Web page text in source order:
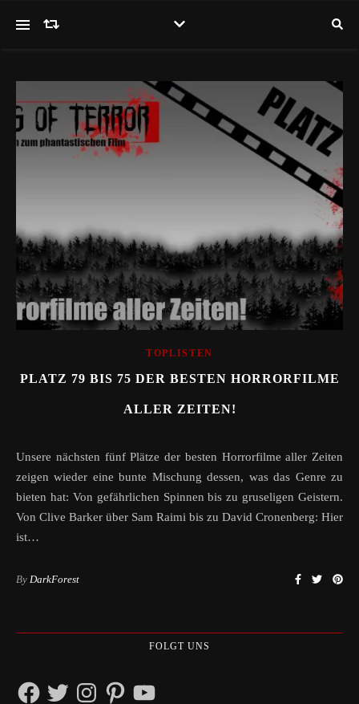
TOPLISTEN
PLATZ 79 BIS 75 DER BESTEN HORRORFILME
ALLER ZEITEN!
Unsere nächsten fünf Plätze der besten Horrorfilme aller Zeiten
zeigen wieder eine bunte Mischung dessen, was das Genre zu
bieten hat: Von gefährlichen Spinnen bis zu gruseligen Geistern.
Von Clive Barker über Sam Raimi bis zu David Cronenberg: Hier
ist…
By DarkForest
FOLGT UNS
FacebookTwitterInstagramPinterestYouTube